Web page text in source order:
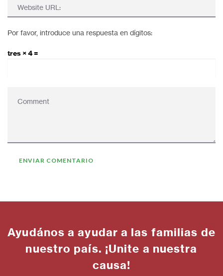
Por favor, introduce una respuesta en dígitos:
tres × 4 =
Ayudános a ayudar a las familias de
nuestro país. ¡Unite a nuestra
causa!